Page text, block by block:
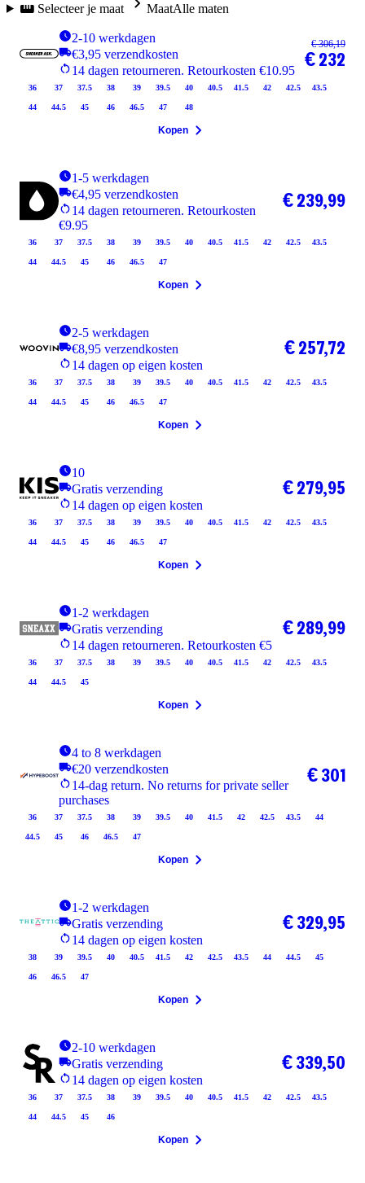
Selecteer je maat MaatAlle maten
2-10 werkdagen
€3,95 verzendkosten
14 dagen retourneren. Retourkosten €10.95
36 37 37.5 38 39 39.5 40 40.5 41.5 42 42.5 43.5
44 44.5 45 46 46.5 47 48
€ 306,19
€ 232
Kopen
1-5 werkdagen
€4,95 verzendkosten
14 dagen retourneren. Retourkosten
€9.95
36 37 37.5 38 39 39.5 40 40.5 41.5 42 42.5 43.5
44 44.5 45 46 46.5 47
€ 239,99
Kopen
2-5 werkdagen
€8,95 verzendkosten
14 dagen op eigen kosten
36 37 37.5 38 39 39.5 40 40.5 41.5 42 42.5 43.5
44 44.5 45 46 46.5 47
€ 257,72
Kopen
10
Gratis verzending
14 dagen op eigen kosten
36 37 37.5 38 39 39.5 40 40.5 41.5 42 42.5 43.5
44 44.5 45 46 46.5 47
€ 279,95
Kopen
1-2 werkdagen
Gratis verzending
14 dagen retourneren. Retourkosten €5
36 37 37.5 38 39 39.5 40 40.5 41.5 42 42.5 43.5
44 44.5 45
€ 289,99
Kopen
4 to 8 werkdagen
€20 verzendkosten
14-dag return. No returns for private seller
purchases
36 37 37.5 38 39 39.5 40 41.5 42 42.5 43.5 44
44.5 45 46 46.5 47
€ 301
Kopen
1-2 werkdagen
Gratis verzending
14 dagen op eigen kosten
38 39 39.5 40 40.5 41.5 42 42.5 43.5 44 44.5 45
46 46.5 47
€ 329,95
Kopen
2-10 werkdagen
Gratis verzending
14 dagen op eigen kosten
36 37 37.5 38 39 39.5 40 40.5 41.5 42 42.5 43.5
44 44.5 45 46
€ 339,50
Kopen